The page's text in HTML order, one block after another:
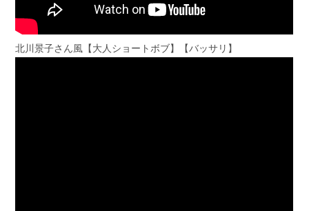
北川景子さん風【大人ショートボブ】【バッサリ】